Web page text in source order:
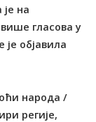
на
гласова у
је објавила
народа /
регије,